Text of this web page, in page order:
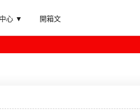
心 ▼ 開箱文